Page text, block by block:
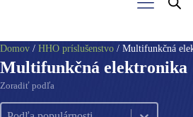
Domov / HHO príslušenstvo / Multifunkčná
Multifunkčná elektronika
Zoradiť podľa
Zoradiť podľa
Zoradiť podľa